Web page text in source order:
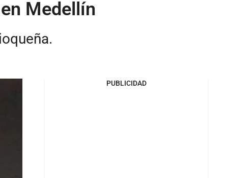
Medellín
PUBLICIDAD